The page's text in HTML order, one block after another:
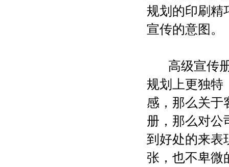
规划的印刷精
宣传的意图。
高级宣传册
规划上更独特
感，那么关于
册，那么对公
到好处的来表
张，也不卑微